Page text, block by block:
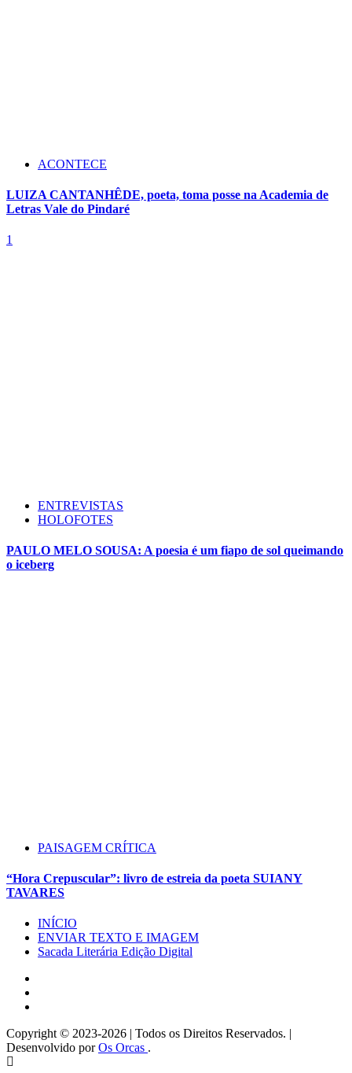
ACONTECE
LUIZA CANTANHÊDE, poeta, toma posse na Academia de
Letras Vale do Pindaré
1
ENTREVISTAS
HOLOFOTES
PAULO MELO SOUSA: A poesia é um fiapo de sol queimando
o iceberg
PAISAGEM CRÍTICA
“Hora Crepuscular”: livro de estreia da poeta SUIANY
TAVARES
INÍCIO
ENVIAR TEXTO E IMAGEM
Sacada Literária Edição Digital
Copyright © 2023-2026 | Todos os Direitos Reservados. |
Desenvolvido porOs Orcas .